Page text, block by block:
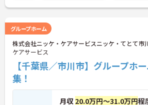
グループホーム
株式会社ニッケ・ケアサービスニッケ・てとて市
ケアサービス
【千葉県／市川市】グループホ
集！
月収 20.0万円～31.0万円程